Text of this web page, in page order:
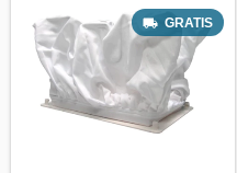
GRATIS